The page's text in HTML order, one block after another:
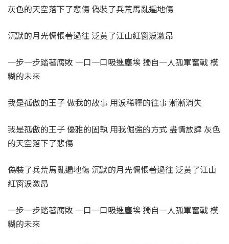
灰色的天空落下了悲傷 偽裝了兵荒馬亂遍地傷
沉默的月光惆悵著過往 泛黃了江山紅窗淚激昂
一步一步踏著腐敗 一口一口吸進塵埃 獨自一人孤軍奮戰 模
糊的未來
我是孤傲的王子 做我的故事 用淚稀釋的往事 漸漸消失
我是孤傲的王子 優雅的固執 用我倔強的方式 盡情放肆 灰色
的天空落下了悲傷
偽裝了兵荒馬亂遍地傷 沉默的月光惆悵著過往 泛黃了江山
紅窗淚激昂
一步一步踏著腐敗 一口一口吸進塵埃 獨自一人孤軍奮戰 模
糊的未來